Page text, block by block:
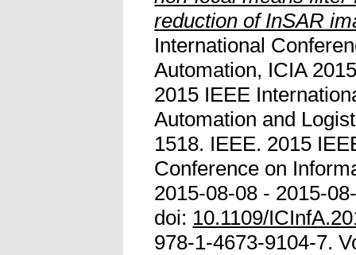
reduction of InSAR
International
Automation, ICIA
2015 IEEE
Automation and
1518. IEEE. 2015
Conference on
2015-08-08 - 2015-
doi: 10.1109/
978-1-4673-9104-7.